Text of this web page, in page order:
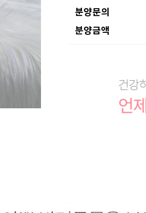
분양문의
분양금액